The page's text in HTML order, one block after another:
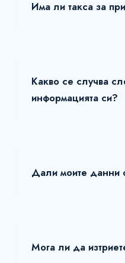
Има ли такса за
Какво се случва
информацията си?
Дали моите данни
Мога ли да